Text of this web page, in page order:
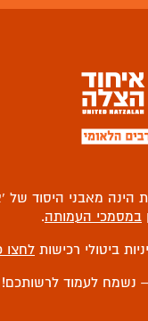
הינה מאבני היסוד של
במסמכי העמותה.
ביטולי רכישות לחצו
– נשמח לעמוד לרשותכם!